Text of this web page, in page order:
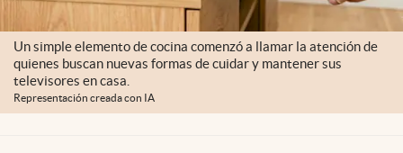
Un simple elemento de cocina comenzó a llamar la atención de
quienes buscan nuevas formas de cuidar y mantener sus
televisores en casa.
Representación creada con IA